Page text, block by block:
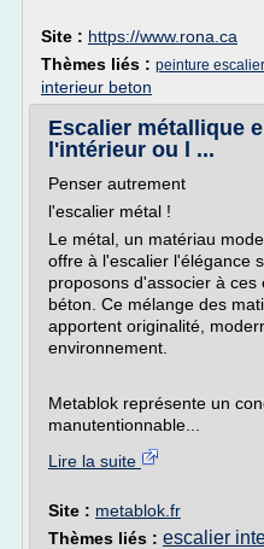
Site : https://www.rona.ca
Thèmes liés : peinture
interieur beton
Escalier métallique
l'intérieur ou l ...
Penser autrement
l'escalier métal !
Le métal, un matériau
offre à l'escalier l'élégance
proposons d'associer à
béton. Ce mélange des
apportent originalité,
environnement.
Metablok représente un
manutentionnable...
Lire la suite
Site : metablok.fr
Thèmes liés : escalier